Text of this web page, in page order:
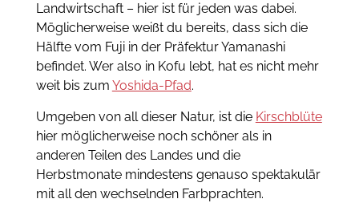
Landwirtschaft – hier ist für jeden was dabei.
Möglicherweise weißt du bereits, dass sich die
Hälfte vom Fuji in der Präfektur Yamanashi
befindet. Wer also in Kofu lebt, hat es nicht mehr
weit bis zum Yoshida-Pfad.
Umgeben von all dieser Natur, ist die Kirschblüte
hier möglicherweise noch schöner als in
anderen Teilen des Landes und die
Herbstmonate mindestens genauso spektakulär
mit all den wechselnden Farbprachten.